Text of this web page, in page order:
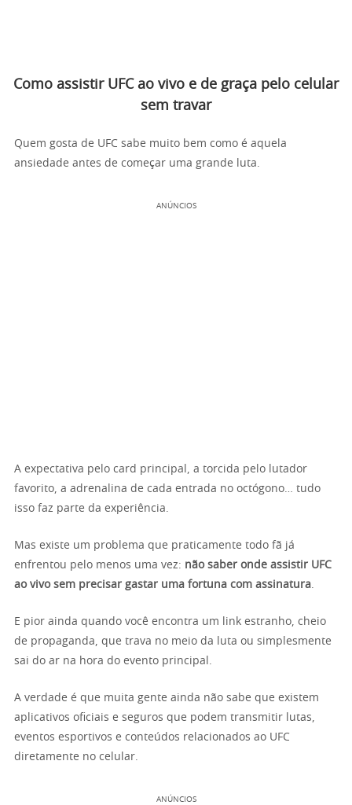
Como assistir UFC ao vivo e de graça pelo celular
sem travar
Quem gosta de UFC sabe muito bem como é aquela
ansiedade antes de começar uma grande luta.
ANÚNCIOS
A expectativa pelo card principal, a torcida pelo lutador
favorito, a adrenalina de cada entrada no octógono… tudo
isso faz parte da experiência.
Mas existe um problema que praticamente todo fã já
enfrentou pelo menos uma vez: não saber onde assistir UFC
ao vivo sem precisar gastar uma fortuna com assinatura.
E pior ainda quando você encontra um link estranho, cheio
de propaganda, que trava no meio da luta ou simplesmente
sai do ar na hora do evento principal.
A verdade é que muita gente ainda não sabe que existem
aplicativos oficiais e seguros que podem transmitir lutas,
eventos esportivos e conteúdos relacionados ao UFC
diretamente no celular.
ANÚNCIOS